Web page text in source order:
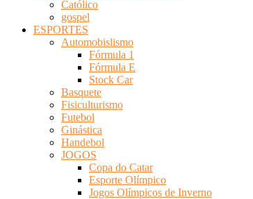
Católico
gospel
ESPORTES
Automobislismo
Fórmula 1
Fórmula E
Stock Car
Basquete
Fisiculturismo
Futebol
Ginástica
Handebol
JOGOS
Copa do Catar
Esporte Olímpico
Jogos Olímpicos de Inverno